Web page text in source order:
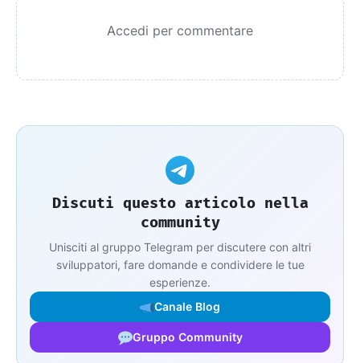
Accedi per commentare
Discuti questo articolo nella
community
Unisciti al gruppo Telegram per discutere con altri
sviluppatori, fare domande e condividere le tue
esperienze.
Canale Blog
Gruppo Community